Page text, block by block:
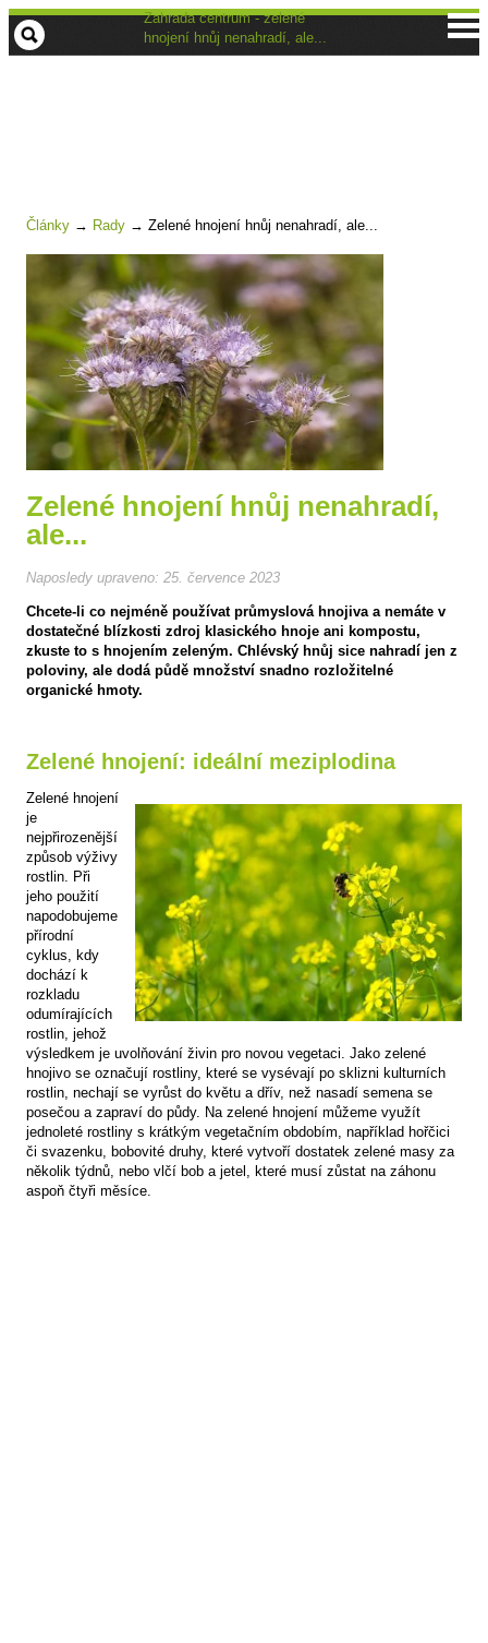
Zahrada centrum - zelené
hnojení hnůj nenahradí, ale...
Články → Rady → Zelené hnojení hnůj nenahradí, ale...
Zelené hnojení hnůj nenahradí,
ale...
Naposledy upraveno: 25. července 2023
Chcete-li co nejméně používat průmyslová hnojiva a nemáte v
dostatečné blízkosti zdroj klasického hnoje ani kompostu,
zkuste to s hnojením zeleným. Chlévský hnůj sice nahradí jen z
poloviny, ale dodá půdě množství snadno rozložitelné
organické hmoty.
Zelené hnojení: ideální meziplodina
Zelené hnojení
je
nejpřirozenější
způsob výživy
rostlin. Při
jeho použití
napodobujeme
přírodní
cyklus, kdy
dochází k
rozkladu
odumírajících
rostlin, jehož
výsledkem je uvolňování živin pro novou vegetaci. Jako zelené
hnojivo se označují rostliny, které se vysévají po sklizni kulturních
rostlin, nechají se vyrůst do květu a dřív, než nasadí semena se
posečou a zapraví do půdy. Na zelené hnojení můžeme využít
jednoleté rostliny s krátkým vegetačním obdobím, například hořčici
či svazenku, bobovité druhy, které vytvoří dostatek zelené masy za
několik týdnů, nebo vlčí bob a jetel, které musí zůstat na záhonu
aspoň čtyři měsíce.